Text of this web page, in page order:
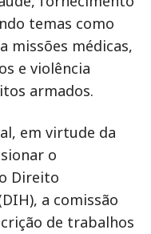
temas como
missões médicas,
e violência
armados.
em virtude da
o
Direito
a comissão
de trabalhos